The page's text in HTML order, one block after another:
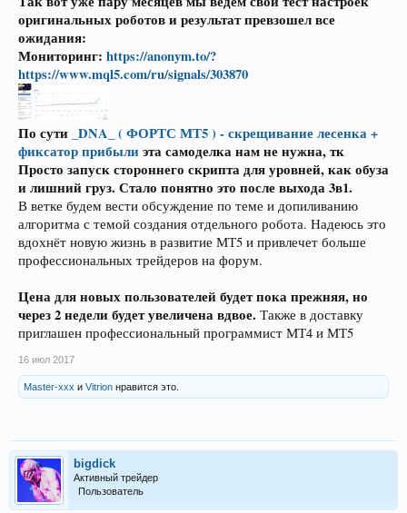
оригинальных роботов и результат превзошел все
ожидания:
Мониторинг: https://anonym.to/?
https://www.mql5.com/ru/signals/303870
По сути _DNA_ ( ФОРТС МТ5 ) - скрещивание лесенка +
фиксатор прибылиэта самоделка нам не нужна, тк
Просто запуск стороннего скрипта для уровней, как обуза
и лишний груз. Стало понятно это после выхода 3в1.
В ветке будем вести обсуждение по теме и допиливанию
алгоритма с темой создания отдельного робота. Надеюсь это
вдохнёт новую жизнь в развитие МТ5 и привлечет больше
профессиональных трейдеров на форум.
Цена для новых пользователей будет пока прежняя, но
через 2 недели будет увеличена вдвое. Также в доставку
приглашен профессиональный программист МТ4 и МТ5
16 июл 2017
Master-xxx и Vitrion нравится это.
bigdick
Активный трейдер
Пользователь